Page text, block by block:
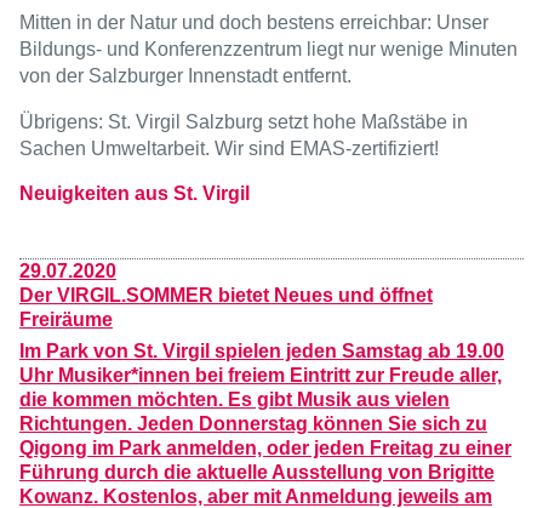
Mitten in der Natur und doch bestens erreichbar: Unser
Bildungs- und Konferenzzentrum liegt nur wenige Minuten
von der Salzburger Innenstadt entfernt.
Übrigens: St. Virgil Salzburg setzt hohe Maßstäbe in
Sachen Umweltarbeit. Wir sind EMAS-zertifiziert!
Neuigkeiten aus St. Virgil
29.07.2020
Der VIRGIL.SOMMER bietet Neues und öffnet
Freiräume
Im Park von St. Virgil spielen jeden Samstag ab 19.00
Uhr Musiker*innen bei freiem Eintritt zur Freude aller,
die kommen möchten. Es gibt Musik aus vielen
Richtungen. Jeden Donnerstag können Sie sich zu
Qigong im Park anmelden, oder jeden Freitag zu einer
Führung durch die aktuelle Ausstellung von Brigitte
Kowanz. Kostenlos, aber mit Anmeldung jeweils am